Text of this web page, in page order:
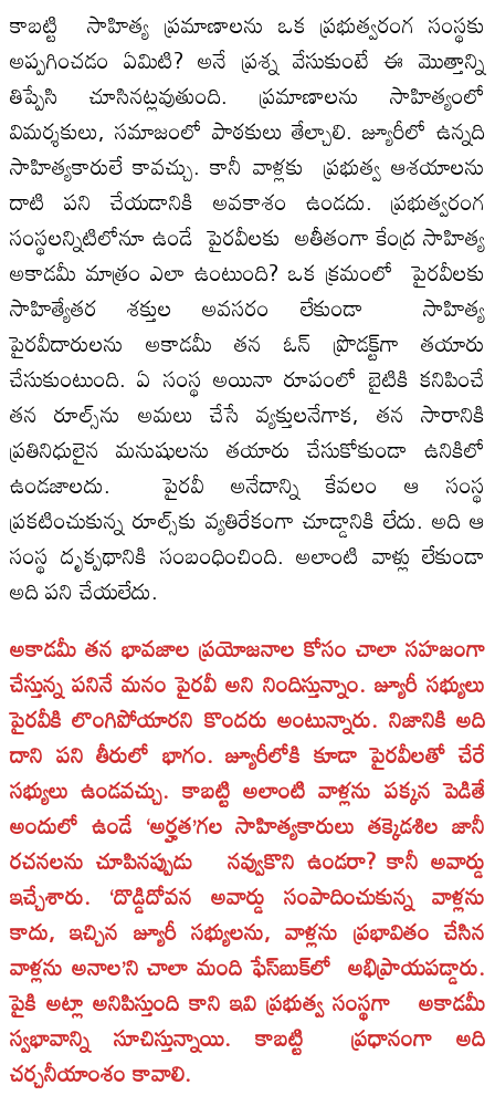
కాబట్టి సాహిత్య ప్రమాణాలను ఒక ప్రభుత్వరంగ సంస్థకు
అప్పగించడం ఏమిటి? అనే ప్రశ్న వేసుకుంటే ఈ మొత్తాన్ని
తిప్పేసి చూసినట్లవుతుంది. ప్రమాణాలను సాహిత్యంలో
విమర్శకులు, సమాజంలో పాఠకులు తేల్చాలి. జ్యూరీలో ఉన్నది
సాహిత్యకారులే కావచ్చు. కానీ వాళ్లకు ప్రభుత్వ ఆశయాలను
దాటి పని చేయడానికి అవకాశం ఉండదు. ప్రభుత్వరంగ
సంస్థలన్నిటిలోనూ ఉండే పైరవీలకు అతీతంగా కేంద్ర సాహిత్య
అకాడమీ మాత్రం ఎలా ఉంటుంది? ఒక క్రమంలో పైరవీలకు
సాహిత్యేతర శక్తుల అవసరం లేకుండా సాహిత్య
పైరవీదారులను అకాడమీ తన ఓన్‌ ప్రొడక్ట్‌గా తయారు
చేసుకుంటుంది. ఏ సంస్థ అయినా రూపంలో బైటికి కనిపించే
తన రూల్స్‌ను అమలు చేసే వ్యక్తులనేగాక, తన సారానికి
ప్రతినిధులైన మనుషులను తయారు చేసుకోకుండా ఉనికిలో
ఉండజాలదు. పైరవీ అనేదాన్ని కేవలం ఆ సంస్థ
ప్రకటించుకున్న రూల్స్‌కు వ్యతిరేకంగా చూడ్డానికి లేదు. అది ఆ
సంస్థ దృక్పథానికి సంబంధించింది. అలాంటి వాళ్లు లేకుండా
అది పని చేయలేదు.
అకాడమీ తన భావజాల ప్రయోజనాల కోసం చాలా సహజంగా
చేస్తున్న పనినే మనం పైరవీ అని నిందిస్తున్నాం. జ్యూరీ సభ్యులు
పైరవీకి లొంగిపోయారని కొందరు అంటున్నారు. నిజానికి అది
దాని పని తీరులో భాగం. జ్యూరీలోకి కూడా పైరవీలతో చేరే
సభ్యులు ఉండవచ్చు. కాబట్టి అలాంటి వాళ్లను పక్కన పెడితే
అందులో ఉండే ‘అర్హత’గల సాహిత్యకారులు తక్కెడశిల జానీ
రచనలను చూపినప్పుడు నవ్వుకొని ఉండరా? కానీ అవార్డు
ఇచ్చేశారు. ‘దొడ్డిదోవన అవార్డు సంపాదించుకున్న వాళ్లను
కాదు, ఇచ్చిన జ్యూరీ సభ్యులను, వాళ్లను ప్రభావితం చేసిన
వాళ్లను అనాల’ని చాలా మంది ఫేస్‌బుక్‌లో అభిప్రాయపడ్డారు.
పైకి అట్లా అనిపిస్తుంది కాని ఇవి ప్రభుత్వ సంస్థగా అకాడమీ
స్వభావాన్ని సూచిస్తున్నాయి. కాబట్టి ప్రధానంగా అది
చర్చనీయాంశం కావాలి.